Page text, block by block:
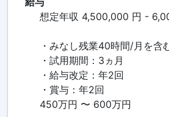
想定年収 4,500,000 円 -
・みなし残業40時間/月を含
・試用期間：3ヵ月
・給与改定：年2回
・賞与：年2回
450万円 〜 600万円